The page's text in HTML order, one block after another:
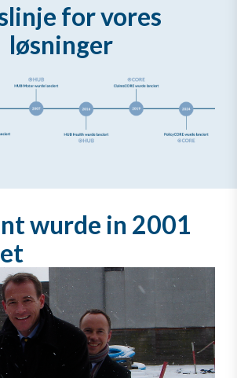
for vores
løsninger
wurde in 2001